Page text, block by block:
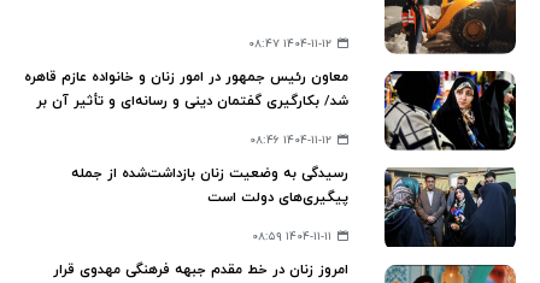
۱۴۰۴-۱۱-۱۲ ۰۸:۴۷
معاون رئیس جمهور در امور زنان و خانواده عازم قاهره
شد/ بکارگیری گفتمان دینی و رسانه‌ای و تأثیر آن بر
۱۴۰۴-۱۱-۱۲ ۰۸:۴۶
رسیدگی به وضعیت زنان بازداشت‌شده از جمله
پیگیری‌های دولت است
۱۴۰۴-۱۱-۱۱ ۰۸:۵۹
امروز زنان در خط مقدم جبهه فرهنگی مهدوی قرار